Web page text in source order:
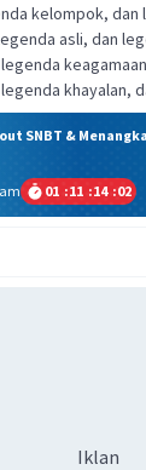
kelompok,
asli, dan
khayalan,
SNBT &
01 :11 :14 :01
Iklan